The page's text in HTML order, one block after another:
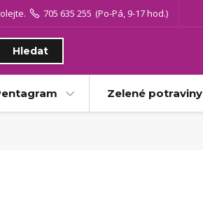
Hledat
705 635 255 (Po-Pá, 9-17 hod.)
Zelené potraviny